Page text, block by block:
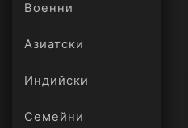
Военни
Азиатски
Индийски
Семейни